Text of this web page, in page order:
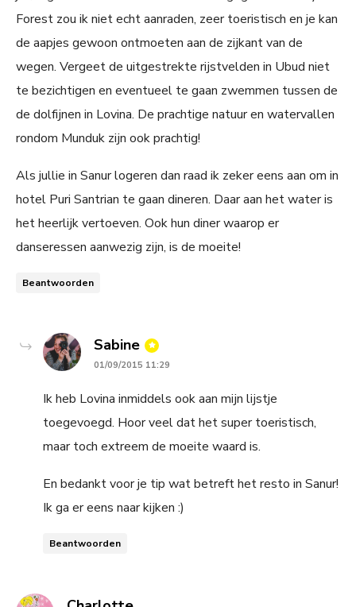
Forest zou ik niet echt aanraden, zeer toeristisch en je kan
de aapjes gewoon ontmoeten aan de zijkant van de
wegen. Vergeet de uitgestrekte rijstvelden in Ubud niet
te bezichtigen en eventueel te gaan zwemmen tussen de
de dolfijnen in Lovina. De prachtige natuur en watervallen
rondom Munduk zijn ook prachtig!
Als jullie in Sanur logeren dan raad ik zeker eens aan om in
hotel Puri Santrian te gaan dineren. Daar aan het water is
het heerlijk vertoeven. Ook hun diner waarop er
danseressen aanwezig zijn, is de moeite!
Beantwoorden
Sabine says:
01/09/2015 11:29
Ik heb Lovina inmiddels ook aan mijn lijstje
toegevoegd. Hoor veel dat het super toeristisch,
maar toch extreem de moeite waard is.
En bedankt voor je tip wat betreft het resto in Sanur!
Ik ga er eens naar kijken :)
Beantwoorden